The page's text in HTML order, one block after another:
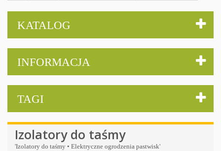
KATALOG
INFORMACJA
TAGI
Izolatory do taśmy
'Izolatory do taśmy • Elektryczne ogrodzenia pastwisk'